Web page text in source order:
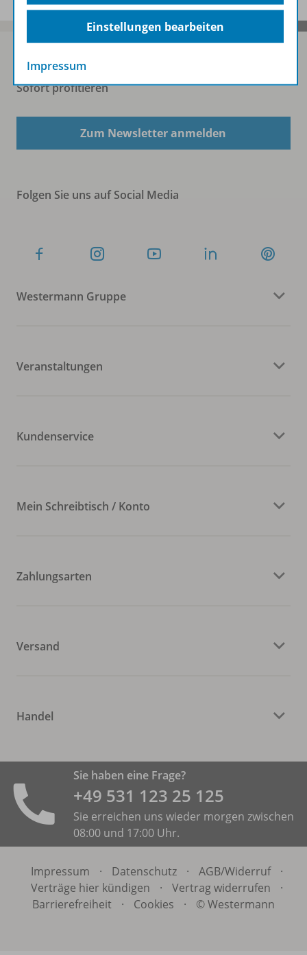
Sofort profitieren
Zum Newsletter anmelden
Folgen Sie uns auf Social Media
Westermann Gruppe
Veranstaltungen
Kundenservice
Mein Schreibtisch / Konto
Zahlungsarten
Versand
Handel
Sie haben eine Frage?
+49 531 ­123 25 125
Sie erreichen uns wieder morgen zwischen
08:00 und 17:00 Uhr.
Impressum · Datenschutz · AGB/Widerruf
·
Verträge hier kündigen
· Vertrag widerrufen
·
Barrierefreiheit
· Cookies · © Westermann
Einstellungen bearbeiten
Impressum